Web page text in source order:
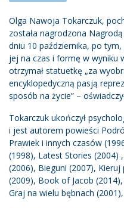
Olga Nawoja Tokarczuk,
została nagrodzona
dniu 10 października, po
jej na czas i formę w wyniku
otrzymał statuetkę „za
encyklopedyczną pasją
sposób na życie” –
Tokarczuk ukończył
i jest autorem powieści
Prawiek i innych czasów
(1998), Latest Stories (2004)
(2006), Bieguni (2007), Kieruj
(2009), Book of Jacob
Graj na wielu bębnach